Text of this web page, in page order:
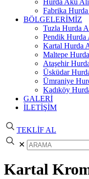
Hurda Akü
Fabrika Hurda
BÖLGELERİMİZ
Tuzla Hurda
Pendik Hurda
Kartal Hurda
Maltepe Hurda
Ataşehir
Üsküdar
Ümraniye
Kadıköy
GALERİ
İLETİŞİM
TEKLİF AL
✕
Kartal